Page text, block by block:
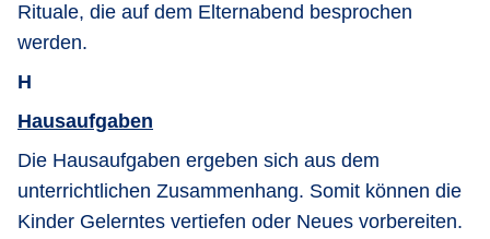
Rituale, die auf dem Elternabend besprochen
werden.
H
Hausaufgaben
Die Hausaufgaben ergeben sich aus dem
unterrichtlichen Zusammenhang. Somit können die
Kinder Gelerntes vertiefen oder Neues vorbereiten.